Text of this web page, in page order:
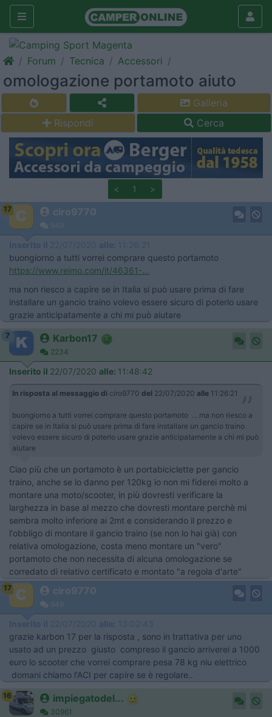
Forum Tecnica Accessori
omologazione portamoto aiuto
Galleria
Rispondi
Cerca
< 1 >
17 ciro9770
949
Inserito il 22/07/2020 alle: 11:26:21
buongiorno a tutti vorrei comprare questo portamoto
https://www.reimo.com/it/46361-...
ma non riesco a capire se in Italia si può usare prima di fare
installare un gancio traino volevo essere sicuro di poterlo usare
grazie anticipatamente a chi mi può aiutare
7 Karbon17
2234
Inserito il 22/07/2020 alle: 11:48:42
In risposta al messaggio di ciro9770 del 22/07/2020 alle 11:26:21
buongiorno a tutti vorrei comprare questo portamoto ... ma non riesco a
capire se in Italia si può usare prima di fare installare un gancio traino
volevo essere sicuro di poterlo usare grazie anticipatamente a chi mi può
aiutare
Ciao più che un portamoto è un portabiciclette per gancio
traino, anche se lo danno per 120kg io non mi fiderei molto a
montare una moto/scooter, in più dovresti verificare la
larghezza in base al mezzo che dovresti montare perchè mi
sembra molto inferiore ai 2mt e considerando il prezzo e
l'obbligo di montare il gancio traino (se non lo hai già) con
relativa omologazione, costa meno montare un "vero"
portamoto che non necessita di alcuna omologazione se
corredato di relativo certificato e montato "a regola d'arte"
17 ciro9770
949
Inserito il 22/07/2020 alle: 13:02:43
grazie karbon 17 per la risposta , sono in trattativa per uno
usato ad un prezzo giusto compreso il gancio arriverei a 1000
euro lo scooter che vorrei comprare pesa 78 kg niu elettrico
domani chiamo l'ACI per capire se è regolare..
16 impiegatodel...
30961